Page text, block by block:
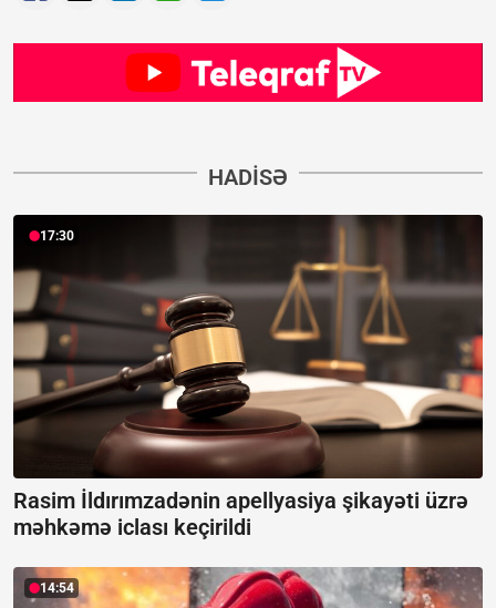
HADISƏ
17:30
Rasim İldırımzadənin apellyasiya şikayəti üzrə
məhkəmə iclası keçirildi
14:54